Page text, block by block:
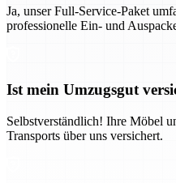
Ja, unser Full-Service-Paket
professionelle Ein- und
Ist mein Umzugsgut
Selbstverständlich! Ihre Möbel
Transports über uns versichert.